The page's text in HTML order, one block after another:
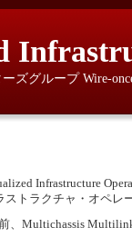
ズグループ Wire-
Infrastructure
ストラクチャ・オペレ
、Multichassis